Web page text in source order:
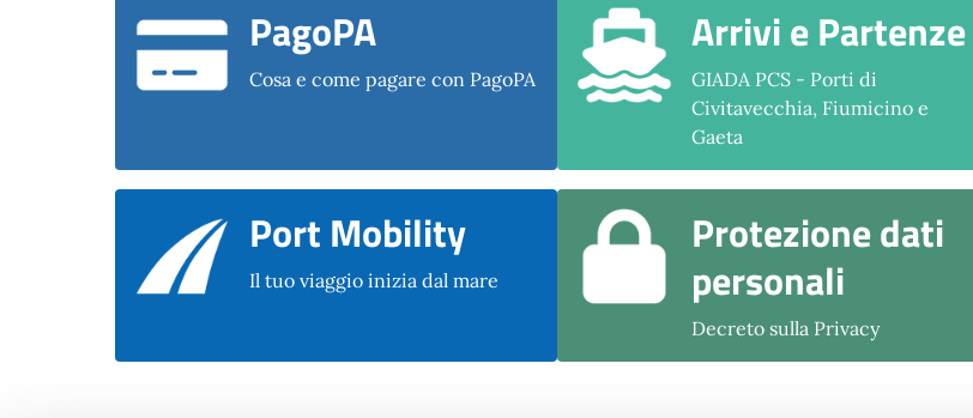
PagoPA
Cosa e come pagare con PagoPA
Arrivi e Partenze
GIADA PCS - Porti di
Civitavecchia, Fiumicino e
Gaeta
Port Mobility
Il tuo viaggio inizia dal mare
Protezione dati
personali
Decreto sulla Privacy